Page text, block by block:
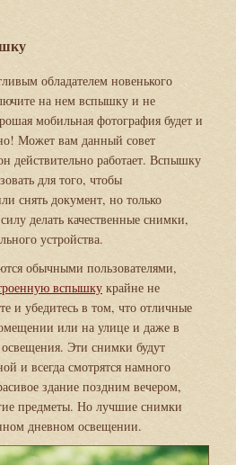
обладателем новенького
на нем вспышку и не
мобильная фотография будет и
Может вам данный совет
действительно работает. Вспышку
для того, чтобы
снять документ, но только
делать качественные снимки,
устройства.
обычными пользователями,
вспышку крайне не
и убедитесь в том, что отличные
или на улице и даже в
освещения. Эти снимки будут
и всегда смотрятся намного
здание поздним вечером,
предметы. Но лучшие снимки
дневном освещении.